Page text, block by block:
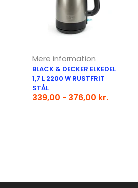
Mere information
BLACK & DECKER ELKEDEL
1,7 L 2200 W RUSTFRIT
STÅL
339,00 - 376,00 kr.